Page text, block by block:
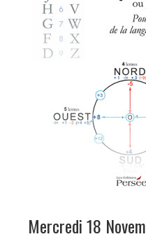
Mercredi 18